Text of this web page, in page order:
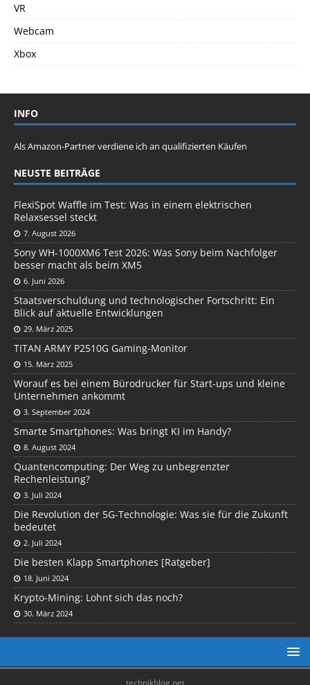
VR
Webcam
Xbox
INFO
Als Amazon-Partner verdiene ich an qualifizierten Käufen
NEUSTE BEITRÄGE
FlexiSpot Waffle im Test: Was in einem elektrischen
Relaxsessel steckt
7. August 2026
Sony WH-1000XM6 Test 2026: Was Sony beim Nachfolger
besser macht als beim XM5
6. Juni 2026
Staatsverschuldung und technologischer Fortschritt: Ein
Blick auf aktuelle Entwicklungen
29. März 2025
TITAN ARMY P2510G Gaming-Monitor
15. März 2025
Worauf es bei einem Bürodrucker für Start-ups und kleine
Unternehmen ankommt
3. September 2024
Smarte Smartphones: Was bringt KI im Handy?
8. August 2024
Quantencomputing: Der Weg zu unbegrenzter
Rechenleistung?
3. Juli 2024
Die Revolution der 5G-Technologie: Was sie für die Zukunft
bedeutet
2. Juli 2024
Die besten Klapp Smartphones [Ratgeber]
18. Juni 2024
Krypto-Mining: Lohnt sich das noch?
30. März 2024
technikblog.net